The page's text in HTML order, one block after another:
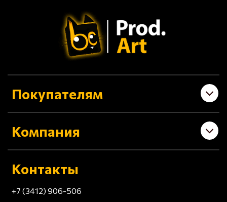
Покупателям
Компания
Контакты
+7 (3412) 906-506